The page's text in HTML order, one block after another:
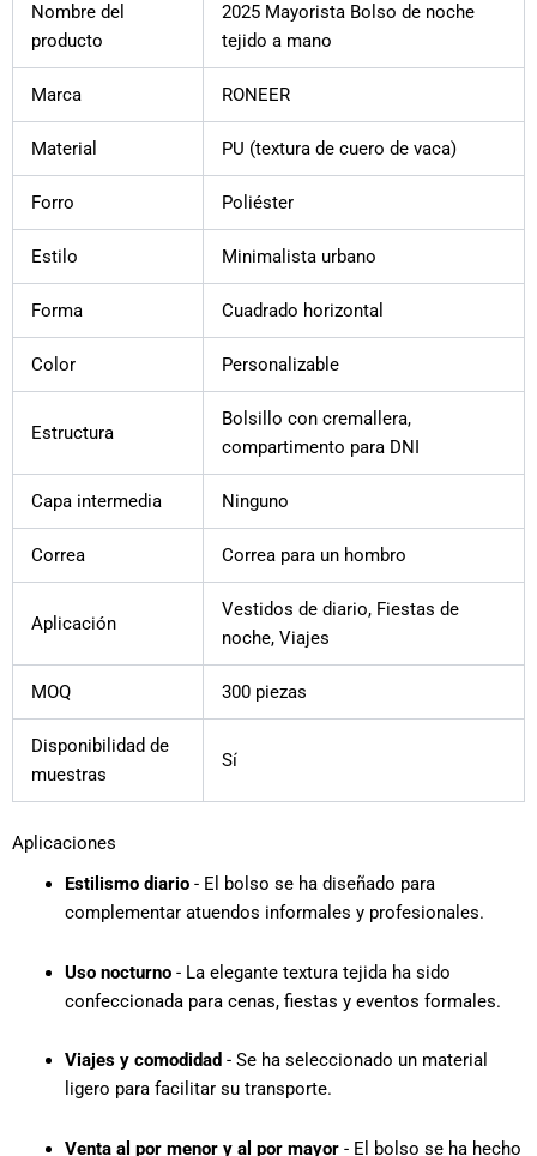
Nombre del
producto
2025 Mayorista Bolso de noche
tejido a mano
Marca RONEER
Material PU (textura de cuero de vaca)
Forro Poliéster
Estilo Minimalista urbano
Forma Cuadrado horizontal
Color Personalizable
Estructura
Bolsillo con cremallera,
compartimento para DNI
Capa intermedia Ninguno
Correa Correa para un hombro
Aplicación
Vestidos de diario, Fiestas de
noche, Viajes
MOQ 300 piezas
Disponibilidad de
muestras
Sí
Aplicaciones
Estilismo diario- El bolso se ha diseñado para
complementar atuendos informales y profesionales.
Uso nocturno- La elegante textura tejida ha sido
confeccionada para cenas, fiestas y eventos formales.
Viajes y comodidad - Se ha seleccionado un material
ligero para facilitar su transporte.
Venta al por menor y al por mayor- El bolso se ha hecho